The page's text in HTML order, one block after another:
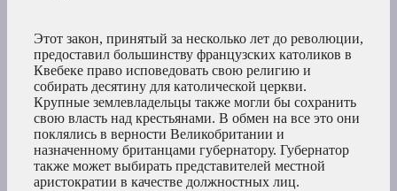
Этот закон, принятый за несколько лет до революции,
предоставил большинству французских католиков в
Квебеке право исповедовать свою религию и
собирать десятину для католической церкви.
Крупные землевладельцы также могли бы сохранить
свою власть над крестьянами. В обмен на все это они
поклялись в верности Великобритании и
назначенному британцами губернатору. Губернатор
также может выбирать представителей местной
аристократии в качестве должностных лиц.